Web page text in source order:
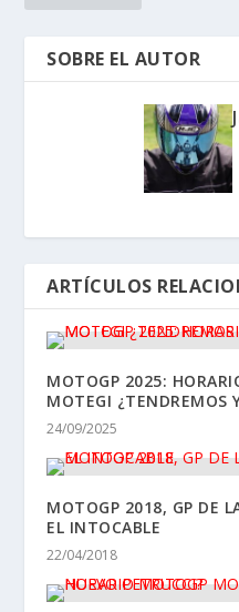
SOBRE EL AUTOR
ARTÍCULOS
MOTOGP 2025:
MOTEGI ¿TENDREMOS
24/09/2025
MOTOGP 2018, GP DE
EL INTOCABLE
22/04/2018